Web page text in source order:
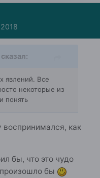
сказал:
явлений. Все
некоторые из
понять
воспринимался, как
бы, что это чудо
бы